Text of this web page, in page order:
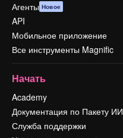
Агенты Новое
API
Мобильное приложение
Все инструменты Magnific
Начать
Academy
Документация по Пакету ИИ
Служба поддержки